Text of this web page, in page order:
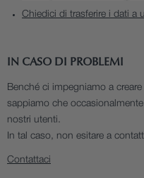
Chiedici di trasferire i dati a
IN CASO DI PROBLEMI
Benché ci impegniamo a
sappiamo che
nostri utenti.
In tal caso, non esitare a
Contattaci